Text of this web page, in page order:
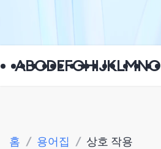
ABCDEFGHIJKLMNO
홈 / 용어집 / 상호 작용